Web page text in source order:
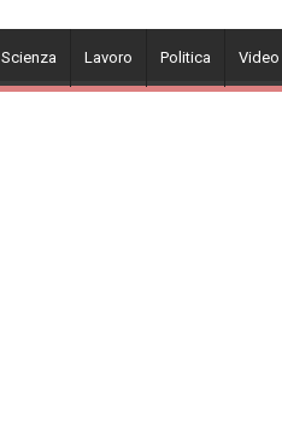
Lavoro Politica Video